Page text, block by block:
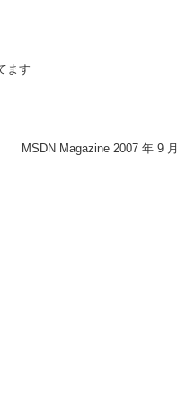
ます
MSDN Magazine 2007 年 9 月